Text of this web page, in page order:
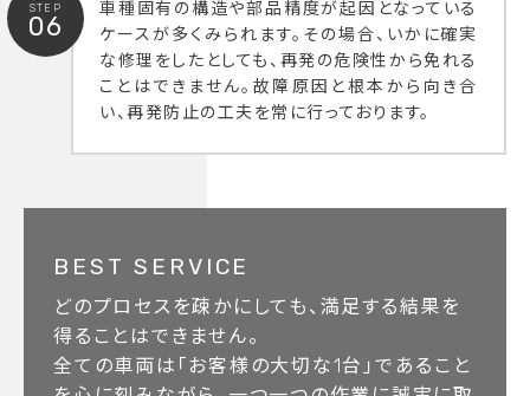
STEP
06
車種固有の構造や部品精度が起因となっている
ケースが多くみられます。その場合、いかに確実
な修理をしたとしても、再発の危険性から免れる
ことはできません。故障原因と根本から向き合
い、再発防止の工夫を常に行っております。
BEST SERVICE
どのプロセスを疎かにしても、満足する結果を
得ることはできません。
全ての車両は「お客様の大切な1台」であること